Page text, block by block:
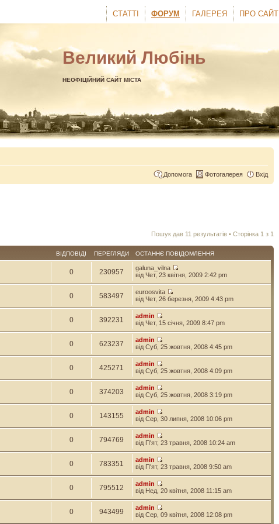
ПРО САЙТ
ГАЛЕРЕЯ
ФОРУМ
СТАТТІ
Великий Любінь
НЕОФІЦІЙНИЙ САЙТ МІСТА
Допомога Фотогалерея Вхід
Пошук дав 11 результатів • Сторінка 1 з 1
ВІДПОВІДІ ПЕРЕГЛЯДИ ОСТАННЄ ПОВІДОМЛЕННЯ
0 230957
galuna_vilna
від Чет, 23 квітня, 2009 2:42 pm
0 583497
euroosvita
від Чет, 26 березня, 2009 4:43 pm
0 392231
admin
від Чет, 15 січня, 2009 8:47 pm
0 623237
admin
від Суб, 25 жовтня, 2008 4:45 pm
0 425271
admin
від Суб, 25 жовтня, 2008 4:09 pm
0 374203
admin
від Суб, 25 жовтня, 2008 3:19 pm
0 143155
admin
від Сер, 30 липня, 2008 10:06 pm
0 794769
admin
від П'ят, 23 травня, 2008 10:24 am
0 783351
admin
від П'ят, 23 травня, 2008 9:50 am
0 795512
admin
від Нед, 20 квітня, 2008 11:15 am
0 943499
admin
від Сер, 09 квітня, 2008 12:08 pm